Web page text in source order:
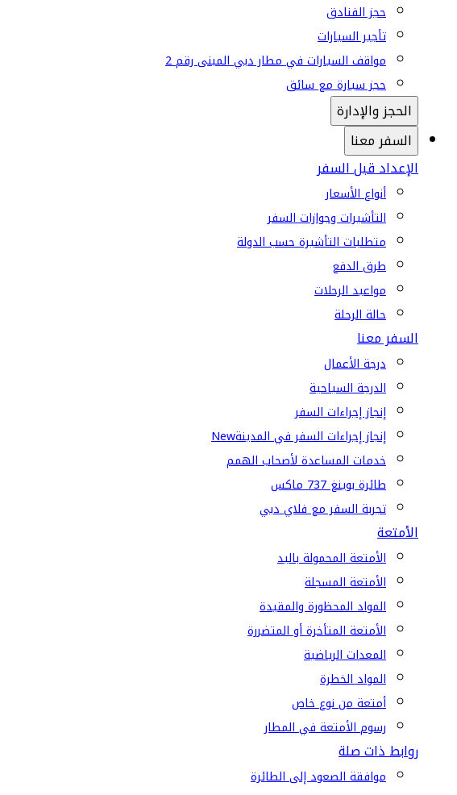
حجز الفنادق
تأجير السيارات
مواقف السيارات في مطار دبي المبنى رقم 2
حجز سيارة مع سائق
الحجز والإدارة
السفر معنا
الإعداد قبل السفر
أنواع الأسعار
التأشيرات وجوازات السفر
متطلبات التأشيرة حسب الدولة
طرق الدفع
مواعيد الرحلات
حالة الرحلة
السفر معنا
درجة الأعمال
الدرجة السياحية
إنجاز إجراءات السفر
إنجاز إجراءات السفر في المدينةNew
خدمات المساعدة لأصحاب الهمم
طائرة بوينغ 737 ماكس
تجربة السفر مع فلاي دبي
الأمتعة
الأمتعة المحمولة باليد
الأمتعة المسجلة
المواد المحظورة والمقيدة
الأمتعة المتأخرة أو المتضررة
المعدات الرياضية
المواد الخطرة
أمتعة من نوع خاص
رسوم الأمتعة في المطار
روابط ذات صلة
موافقة الصعود إلى الطائرة